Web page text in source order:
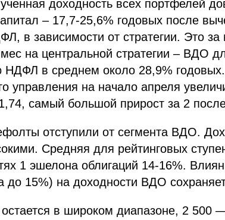
доходность всех портфелей
– 17,7-25,6% годовых после
в зависимости от стратегии. Это
на центральной стратегии – ВДО
НДФЛ в среднем около 28,9%
управления на начало апреля
самый большой прирост за 2
отступили от сегмента ВДО.
Средняя для рейтинговых
1 эшелона облигаций 14-16%.
до 15%) на доходности ВДО
в широком диапазоне, 2 500